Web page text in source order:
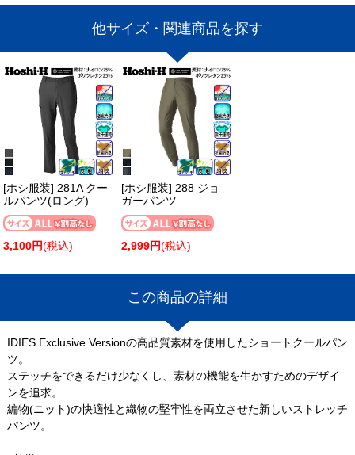
他サイズ・関連商品を探す
[ホシ服装] 281A クー
ルパンツ(ロング)
3,100円(税込)
[ホシ服装] 288 ジョ
ガーパンツ
2,999円(税込)
この商品の詳細
IDIES Exclusive Versionの高品質素材を使用したショートクールパン
ツ。
ステッチをできるだけ少なくし、素材の機能を生かすためのデザイ
ンを追求。
編物(ニット)の快適性と織物の堅牢性を両立させた新しいストレッチ
パンツ。